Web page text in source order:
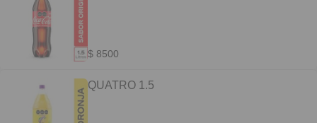
$ 8500
QUATRO 1.5